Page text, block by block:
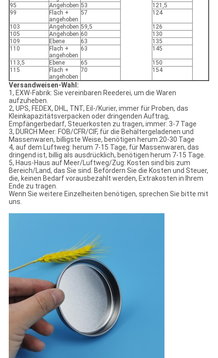
95
Angehoben 53
121,5
99
Flach +
angehoben
57 124
103 Angehoben 59,5
126
105
Angehoben 60
130
109
Ebene 63
135
110
Flach +
angehoben
63 145
113,5 Ebene 65
150
115
Flach +
angehoben
70 154
Versandweisen-Wahl:
1, EXW-Fabrik: Sie vereinbaren Reederei, um die Waren
aufzuheben.
2, UPS, FEDEX, DHL, TNT, Eil-/Kurier, immer für Proben, das
Kleinkapazitätsverpacken oder dringenden Auftrag,
Empfängerbedarf, Steuerkosten zu tragen, immer: 3-7 Tage
3, DURCH Meer: FOB/CFR/CIF, für die Behältergeladenen und
Massenwaren, billigste Weise, benötigen herum 20-30 Tage
4, auf dem Luftweg: herum 7-15 Tage, für Massenwaren, das
dringend ist, billig als ausdrücklich, benötigen herum 7-15 Tage.
5, Haus-Haus auf Meer/Luftweg/Zug: Kosten sind bis zum
Bereich/Land, das Sie sind. Befördern Sie die Kosten und Steuer,
die, keinen Bedarf vorausbezahlt werden, Extrakosten in Ihrem
Ende zu tragen.
Wenn Sie weitere Einzelheiten benötigen, sprechen Sie bitte mit
uns.